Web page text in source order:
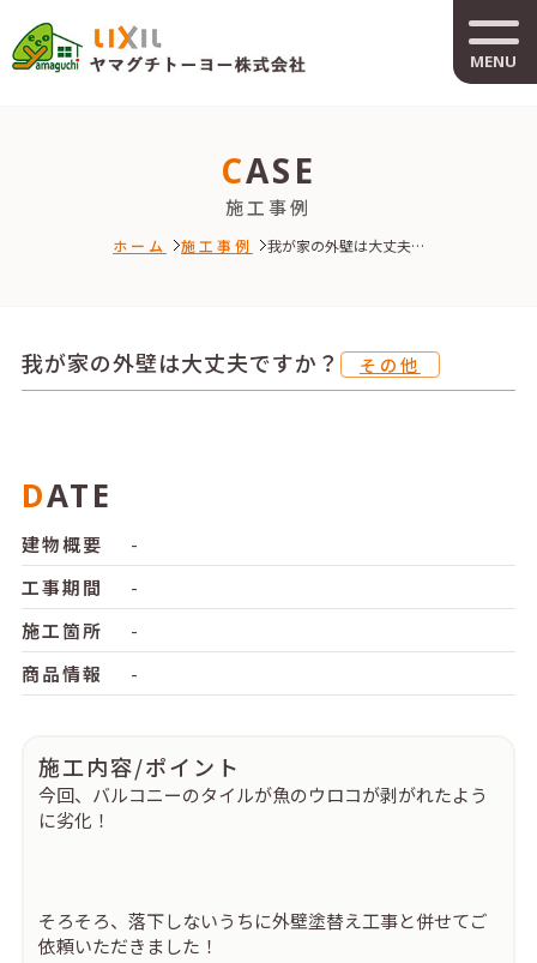
MENU
CASE
施工事例
ホーム 施工事例 我が家の外壁は大丈夫…
我が家の外壁は大丈夫ですか？ その他
DATE
建物概要
-
工事期間
-
施工箇所
-
商品情報
-
施工内容/ポイント
今回、バルコニーのタイルが魚のウロコが剥がれたよう
に劣化！
そろそろ、落下しないうちに外壁塗替え工事と併せてご
依頼いただきました！